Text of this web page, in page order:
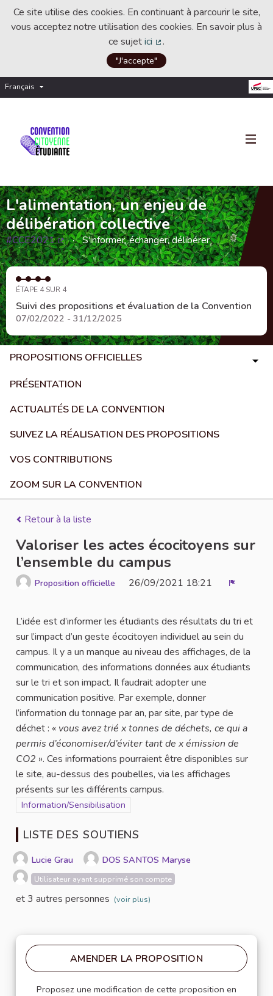
Ce site utilise des cookies. En continuant à parcourir le site,
vous acceptez notre utilisation des cookies. En savoir plus à
ce sujetici
(Lien externe)
.
"J'accepte"
Français Choisir la langue
L'alimentation, un enjeu de
délibération collective
#CCE2021
(Lien externe)
S'informer, échanger, délibérer
ÉTAPE 4 SUR 4
Suivi des propositions et évaluation de la Convention
07/02/2022 - 31/12/2025
PROPOSITIONS OFFICIELLES
PRÉSENTATION
ACTUALITÉS DE LA CONVENTION
SUIVEZ LA RÉALISATION DES PROPOSITIONS
VOS CONTRIBUTIONS
ZOOM SUR LA CONVENTION
Retour à la liste
Valoriser les actes écocitoyens sur
l’ensemble du campus
Proposition officielle 26/09/2021 18:21
L’idée est d’informer les étudiants des résultats du tri et
sur l’impact d’un geste écocitoyen individuel au sein du
campus. Il y a un manque au niveau des affichages, de la
communication, des informations données aux étudiants
sur le tri et son impact. Il faudrait adopter une
communication positive. Par exemple, donner
l’information du tonnage par an, par site, par type de
déchet : « vous avez trié x tonnes de déchets, ce qui a
permis d’économiser/d’éviter tant de x émission de
CO2 ». Ces informations pourraient être disponibles sur
le site, au-dessus des poubelles, via les affichages
présents sur les différents campus.
Filtrer les résultats de la catégorie : Information/Sensibilisation
Information/Sensibilisation
LISTE DES SOUTIENS
Lucie Grau DOS SANTOS Maryse
Utilisateur ayant supprimé son compte
et 3 autres personnes (voir plus)
AMENDER LA PROPOSITION
Proposez une modification de cette proposition en